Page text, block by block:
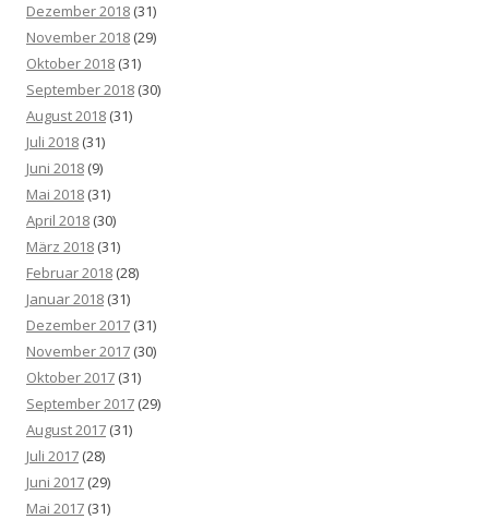
Dezember 2018 (31)
November 2018 (29)
Oktober 2018 (31)
September 2018 (30)
August 2018 (31)
Juli 2018 (31)
Juni 2018 (9)
Mai 2018 (31)
April 2018 (30)
März 2018 (31)
Februar 2018 (28)
Januar 2018 (31)
Dezember 2017 (31)
November 2017 (30)
Oktober 2017 (31)
September 2017 (29)
August 2017 (31)
Juli 2017 (28)
Juni 2017 (29)
Mai 2017 (31)